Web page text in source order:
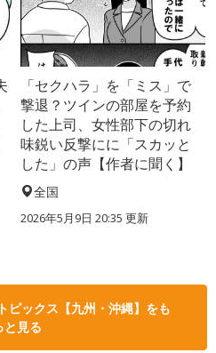
「セクハラ」を「ミス」で
撃退？ツインの部屋を予約
した上司、女性部下の切れ
味鋭い反撃にに「スカッと
した」の声【作者に聞く】
全国
2026年5月9日 20:35 更新
ピックス【九州・沖縄】をも
と見る